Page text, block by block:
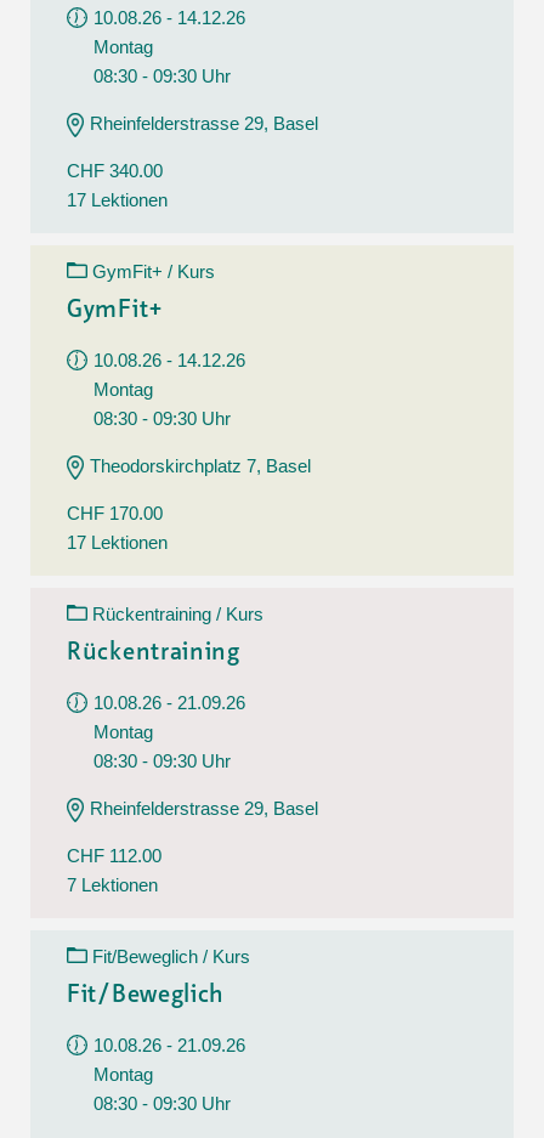
10.08.26 - 14.12.26
Montag
08:30 - 09:30 Uhr
Rheinfelderstrasse 29, Basel
CHF 340.00
17 Lektionen
GymFit+ / Kurs
GymFit+
10.08.26 - 14.12.26
Montag
08:30 - 09:30 Uhr
Theodorskirchplatz 7, Basel
CHF 170.00
17 Lektionen
Rückentraining / Kurs
Rückentraining
10.08.26 - 21.09.26
Montag
08:30 - 09:30 Uhr
Rheinfelderstrasse 29, Basel
CHF 112.00
7 Lektionen
Fit/Beweglich / Kurs
Fit/Beweglich
10.08.26 - 21.09.26
Montag
08:30 - 09:30 Uhr